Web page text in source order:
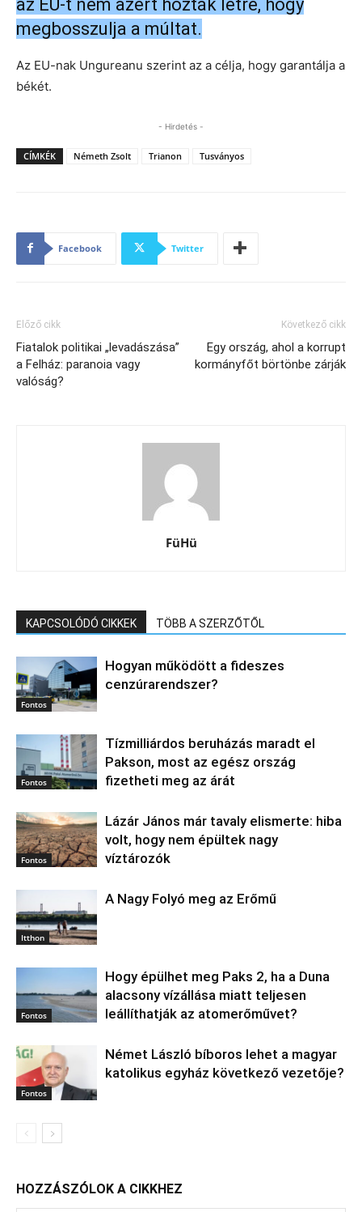
az EU-t nem azért hozták létre, hogy
megbosszulja a múltat.
Az EU-nak Ungureanu szerint az a célja, hogy garantálja a
békét.
- Hirdetés -
CÍMKÉK Németh Zsolt Trianon Tusványos
Facebook Twitter
Előző cikk
Fiatalok politikai „levadászása”
a Felház: paranoia vagy
valóság?
Következő cikk
Egy ország, ahol a korrupt
kormányfőt börtönbe zárják
FüHü
KAPCSOLÓDÓ CIKKEK TÖBB A SZERZŐTŐL
Fontos
Hogyan működött a fideszes
cenzúrarendszer?
Fontos
Tízmilliárdos beruházás maradt el
Pakson, most az egész ország
fizetheti meg az árát
Fontos
Lázár János már tavaly elismerte: hiba
volt, hogy nem épültek nagy
víztározók
Itthon
A Nagy Folyó meg az Erőmű
Fontos
Hogy épülhet meg Paks 2, ha a Duna
alacsony vízállása miatt teljesen
leállíthatják az atomerőművet?
Fontos
Német László bíboros lehet a magyar
katolikus egyház következő vezetője?
HOZZÁSZÓLOK A CIKKHEZ